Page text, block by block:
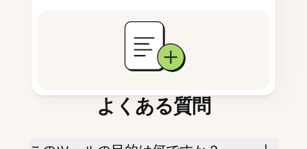
よくある質問